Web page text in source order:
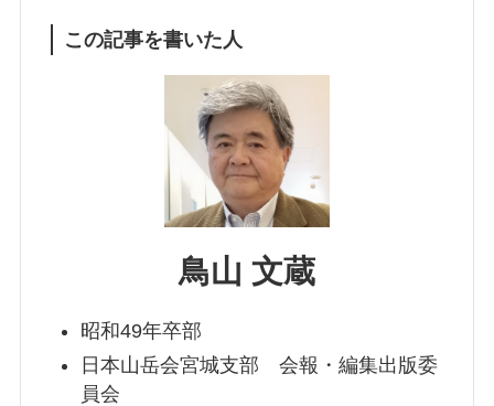
この記事を書いた人
鳥山 文蔵
昭和49年卒部
日本山岳会宮城支部 会報・編集出版委
員会